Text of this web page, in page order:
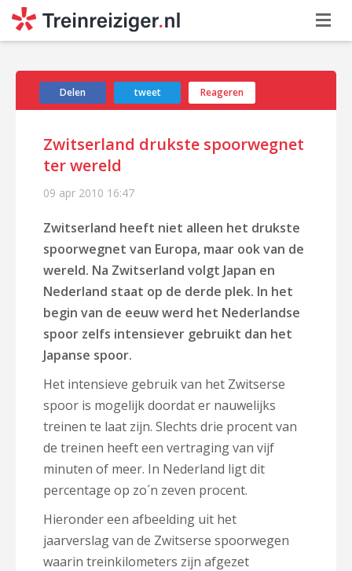
Delen tweet Reageren
Zwitserland drukste spoorwegnet
ter wereld
09 apr 2010 16:47
Zwitserland heeft niet alleen het drukste
spoorwegnet van Europa, maar ook van de
wereld. Na Zwitserland volgt Japan en
Nederland staat op de derde plek. In het
begin van de eeuw werd het Nederlandse
spoor zelfs intensiever gebruikt dan het
Japanse spoor.
Het intensieve gebruik van het Zwitserse
spoor is mogelijk doordat er nauwelijks
treinen te laat zijn. Slechts drie procent van
de treinen heeft een vertraging van vijf
minuten of meer. In Nederland ligt dit
percentage op zo´n zeven procent.
Hieronder een afbeelding uit het
jaarverslag van de Zwitserse spoorwegen
waarin treinkilometers zijn afgezet